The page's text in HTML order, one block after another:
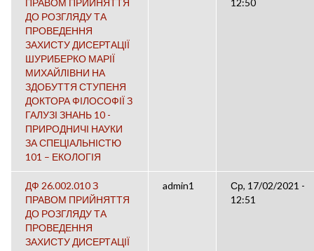
ПРАВОМ ПРИЙНЯТТЯ
ДО РОЗГЛЯДУ ТА
ПРОВЕДЕННЯ
ЗАХИСТУ ДИСЕРТАЦІЇ
ШУРИБЕРКО МАРІЇ
МИХАЙЛІВНИ НА
ЗДОБУТТЯ СТУПЕНЯ
ДОКТОРА ФІЛОСОФІЇ З
ГАЛУЗІ ЗНАНЬ 10 -
ПРИРОДНИЧІ НАУКИ
ЗА СПЕЦІАЛЬНІСТЮ
101 – ЕКОЛОГІЯ
12:50
ДФ 26.002.010 З
ПРАВОМ ПРИЙНЯТТЯ
ДО РОЗГЛЯДУ ТА
ПРОВЕДЕННЯ
ЗАХИСТУ ДИСЕРТАЦІЇ
admin1
Ср, 17/02/2021 -
12:51